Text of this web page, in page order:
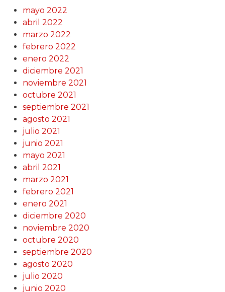
mayo 2022
abril 2022
marzo 2022
febrero 2022
enero 2022
diciembre 2021
noviembre 2021
octubre 2021
septiembre 2021
agosto 2021
julio 2021
junio 2021
mayo 2021
abril 2021
marzo 2021
febrero 2021
enero 2021
diciembre 2020
noviembre 2020
octubre 2020
septiembre 2020
agosto 2020
julio 2020
junio 2020